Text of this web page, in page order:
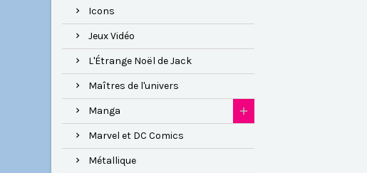
Icons
Jeux Vidéo
L'Étrange Noël de Jack
Maîtres de l'univers
Manga
Marvel et DC Comics
Métallique